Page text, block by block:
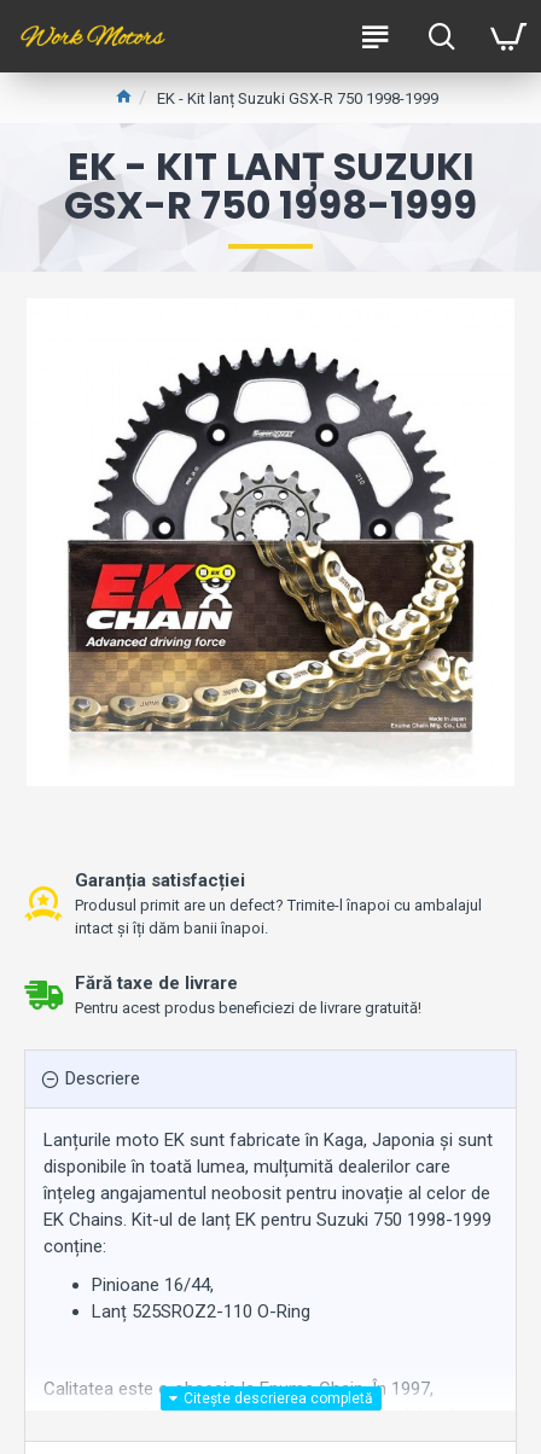
EK - Kit lanț Suzuki GSX-R 750 1998-1999
EK - KIT LANȚ SUZUKI
GSX-R 750 1998-1999
Fără taxe de livrare
Pentru acest produs beneficiezi de livrare gratuită!
Garanția satisfacției
Produsul primit are un defect? Trimite-l înapoi cu ambalajul
intact și îți dăm banii înapoi.
Descriere
Lanțurile moto EK sunt fabricate în Kaga, Japonia și sunt
disponibile în toată lumea, mulțumită dealerilor care
înțeleg angajamentul neobosit pentru inovație al celor de
EK Chains. Kit-ul de lanț EK pentru Suzuki 750 1998-1999
conține:
Pinioane 16/44,
Lanț 525SROZ2-110 O-Ring
Calitatea este o obsesielaEnuma Chain. În 1997,
compania a fost certificată conform standardelor de
managementalcalității ISO 9001. Cercetarea și